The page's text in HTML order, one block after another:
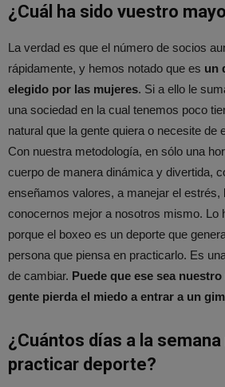
¿Cuál ha sido vuestro
La verdad es que el número de socios
rápidamente, y hemos notado que es un
elegido por las mujeres. Si a ello le
una sociedad en la cual tenemos poco
natural que la gente quiera o necesite de
Con nuestra metodología, en sólo una
cuerpo de manera dinámica y divertida,
enseñamos valores, a manejar el estrés,
conocernos mejor a nosotros mismo. Lo
porque el boxeo es un deporte que
persona que piensa en practicarlo. Es
de cambiar. Puede que ese sea
gente pierda el miedo a entrar a un
¿Cuántos días a la
practicar deporte?